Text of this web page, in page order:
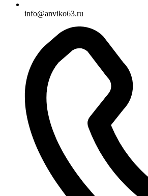
info@anviko63.ru